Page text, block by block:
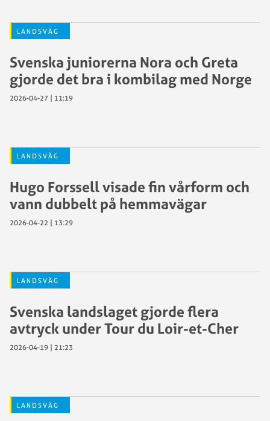
LANDSVÄG
Svenska juniorerna Nora och Greta
gjorde det bra i kombilag med Norge
2026-04-27 | 11:19
LANDSVÄG
Hugo Forssell visade fin vårform och
vann dubbelt på hemmavägar
2026-04-22 | 13:29
LANDSVÄG
Svenska landslaget gjorde flera
avtryck under Tour du Loir-et-Cher
2026-04-19 | 21:23
LANDSVÄG